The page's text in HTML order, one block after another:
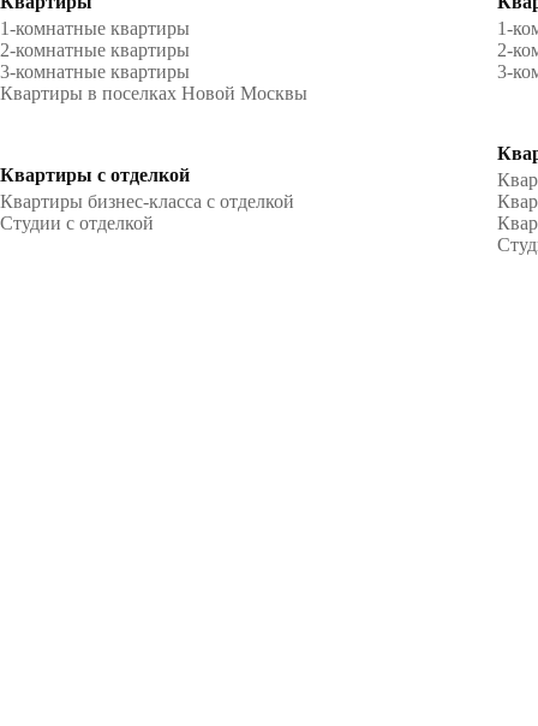
1-комнатные квартиры
2-комнатные квартиры
3-комнатные квартиры
Квартиры в поселках Новой Москвы
Квартиры с отделкой
Квартиры бизнес-класса с отделкой
Студии с отделкой
1-
2-
3-